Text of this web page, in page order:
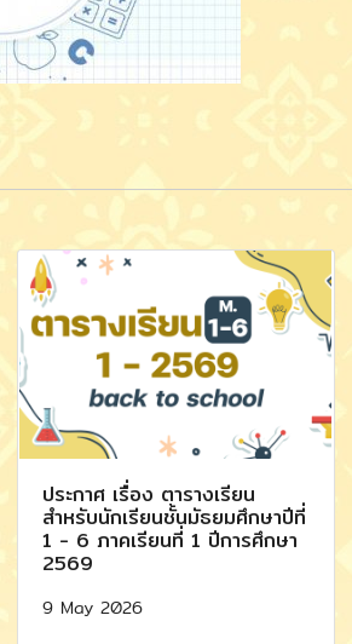
ประกาศ เรื่อง ตารางเรียน
สำหรับนักเรียนชั้นมัธยมศึกษาปีที่
1 - 6 ภาคเรียนที่ 1 ปีการศึกษา
2569
9 May 2026